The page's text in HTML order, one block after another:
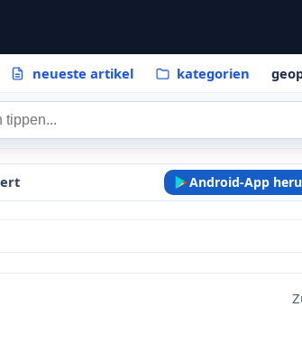
neueste artikel kategorien
Android-App